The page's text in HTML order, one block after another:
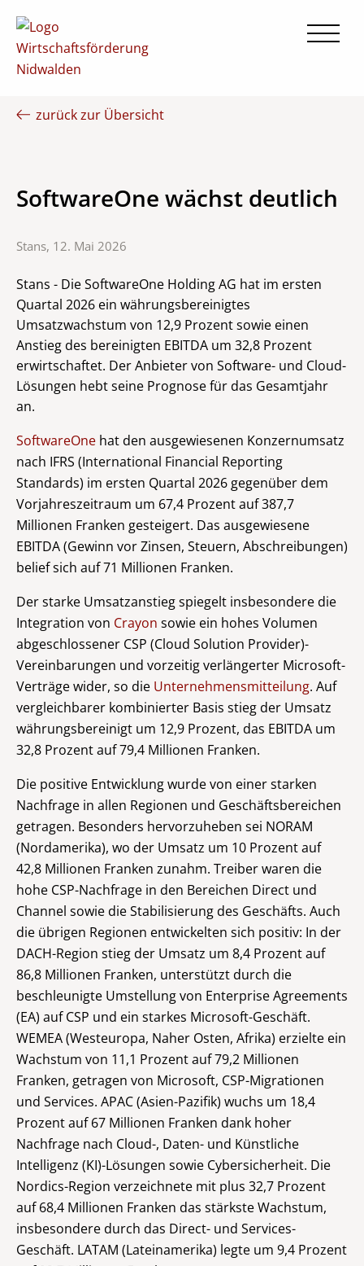
2026-05-12 14:15:00
zurück zur Übersicht
SoftwareOne wächst deutlich
Stans, 12. Mai 2026
Stans - Die SoftwareOne Holding AG hat im ersten
Quartal 2026 ein währungsbereinigtes
Umsatzwachstum von 12,9 Prozent sowie einen
Anstieg des bereinigten EBITDA um 32,8 Prozent
erwirtschaftet. Der Anbieter von Software- und Cloud-
Lösungen hebt seine Prognose für das Gesamtjahr
an.
SoftwareOne hat den ausgewiesenen Konzernumsatz
nach IFRS (International Financial Reporting
Standards) im ersten Quartal 2026 gegenüber dem
Vorjahreszeitraum um 67,4 Prozent auf 387,7
Millionen Franken gesteigert. Das ausgewiesene
EBITDA (Gewinn vor Zinsen, Steuern, Abschreibungen)
belief sich auf 71 Millionen Franken.
Der starke Umsatzanstieg spiegelt insbesondere die
Integration von Crayon sowie ein hohes Volumen
abgeschlossener CSP (Cloud Solution Provider)-
Vereinbarungen und vorzeitig verlängerter Microsoft-
Verträge wider, so die Unternehmensmitteilung. Auf
vergleichbarer kombinierter Basis stieg der Umsatz
währungsbereinigt um 12,9 Prozent, das EBITDA um
32,8 Prozent auf 79,4 Millionen Franken.
Die positive Entwicklung wurde von einer starken
Nachfrage in allen Regionen und Geschäftsbereichen
getragen. Besonders hervorzuheben sei NORAM
(Nordamerika), wo der Umsatz um 10 Prozent auf
42,8 Millionen Franken zunahm. Treiber waren die
hohe CSP-Nachfrage in den Bereichen Direct und
Channel sowie die Stabilisierung des Geschäfts. Auch
die übrigen Regionen entwickelten sich positiv: In der
DACH-Region stieg der Umsatz um 8,4 Prozent auf
86,8 Millionen Franken, unterstützt durch die
beschleunigte Umstellung von Enterprise Agreements
(EA) auf CSP und ein starkes Microsoft-Geschäft.
WEMEA (Westeuropa, Naher Osten, Afrika) erzielte ein
Wachstum von 11,1 Prozent auf 79,2 Millionen
Franken, getragen von Microsoft, CSP-Migrationen
und Services. APAC (Asien-Pazifik) wuchs um 18,4
Prozent auf 67 Millionen Franken dank hoher
Nachfrage nach Cloud-, Daten- und Künstliche
Intelligenz (KI)-Lösungen sowie Cybersicherheit. Die
Nordics-Region verzeichnete mit plus 32,7 Prozent
auf 68,4 Millionen Franken das stärkste Wachstum,
insbesondere durch das Direct- und Services-
Geschäft. LATAM (Lateinamerika) legte um 9,4 Prozent